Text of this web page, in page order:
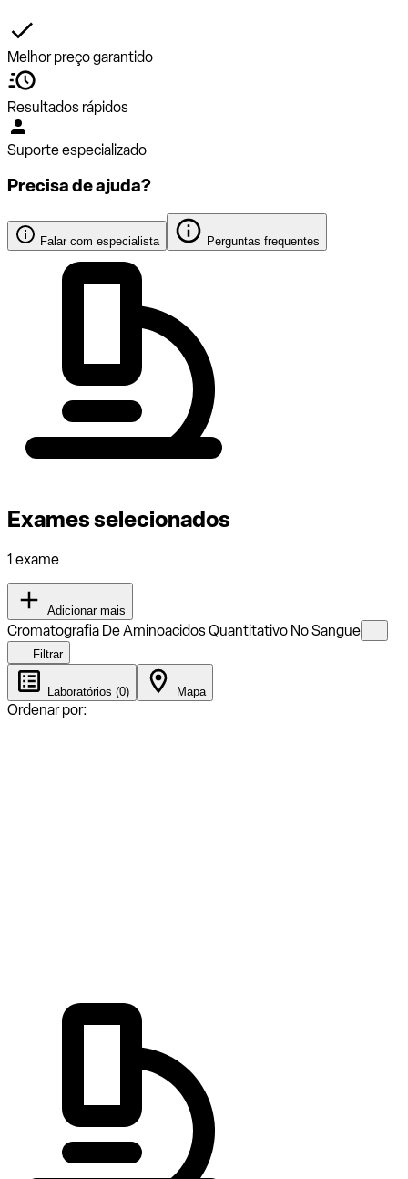
Melhor preço garantido
Resultados rápidos
Suporte especializado
Precisa de ajuda?
Falar com especialista Perguntas frequentes
Exames selecionados
1 exame
Adicionar mais
Cromatografia De Aminoacidos Quantitativo No Sangue
Filtrar
Laboratórios (0) Mapa
Ordenar por: